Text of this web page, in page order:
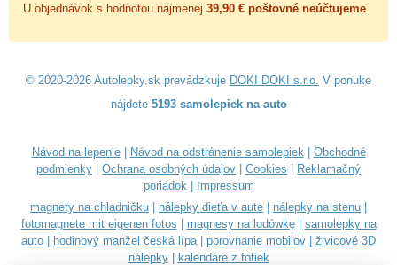
U objednávok s hodnotou najmenej 39,90 € poštovné neúčtujeme.
© 2020-2026 Autolepky.sk prevádzkuje DOKI DOKI s.r.o. V ponuke
nájdete 5193 samolepiek na auto
Návod na lepenie| Návod na odstránenie samolepiek| Obchodné
podmienky
Ochrana osobných údajov Cookies
Reklamačný
poriadok|
Impressum
magnety na chladničku
nálepky dieťa v aute nálepky na stenu
fotomagnete mit eigenen fotos
magnesy na lodówkę| samolepky na
auto
hodinový manžel česká lípa| porovnanie mobilov
živicové 3D
nálepky| kalendáre z fotiek